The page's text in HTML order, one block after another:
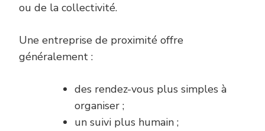
ou de la collectivité.
Une entreprise de proximité offre
généralement :
des rendez-vous plus simples à
organiser ;
un suivi plus humain ;